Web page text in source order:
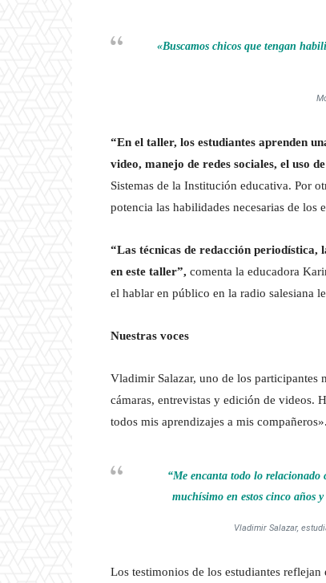
«Buscamos chicos que tengan
“En el taller, los estudiantes aprenden
video, manejo de redes sociales, el uso
Sistemas de la Institución educativa. Por
potencia las habilidades necesarias de los
“Las técnicas de redacción periodística,
en este taller”, comenta la educadora
el hablar en público en la radio salesiana
Nuestras voces
Vladimir Salazar, uno de los participantes
cámaras, entrevistas y edición de videos.
todos mis aprendizajes a mis compañeros».
“Me encanta todo lo relacionado
muchísimo en estos cinco años
Vladimir Salazar,
Los testimonios de los estudiantes